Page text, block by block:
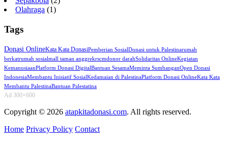
Olahraga (1)
Tags
Donasi OnlineKata Kata DonasiPemberian SosialDonasi untuk Palestinarumah
berkatrumah sosialmall taman anggrekrscmdonor darahSolidaritas OnlineKegiatan
KemanusiaanPlatform Donasi DigitalBantuan SesamaMeminta SumbanganOpen Donasi
IndonesiaMembantu Inisiatif SosialKedamaian di PalestinaPlatform Donasi OnlineKata Kata
Membantu PalestinaBantuan Palestatina
Ad 300×600
Copyright © 2026 atapkitadonasi.com. All rights reserved.
Home Privacy Policy Contact